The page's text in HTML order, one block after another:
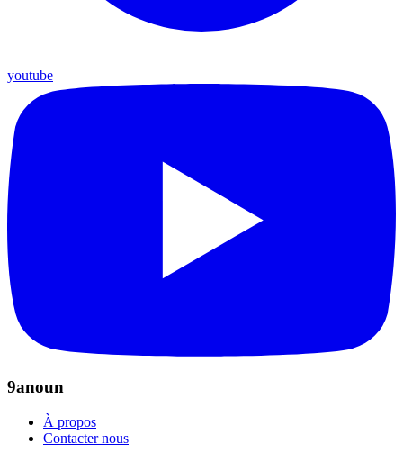
youtube
9anoun
À propos
Contacter nous